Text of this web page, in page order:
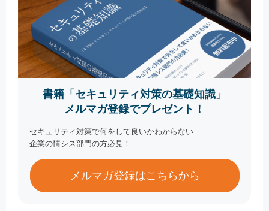
書籍「セキュリティ対策の基礎知識」
メルマガ登録でプレゼント！
セキュリティ対策で何をして良いかわからない
企業の情シス部門の方必見！
メルマガ登録はこちらから